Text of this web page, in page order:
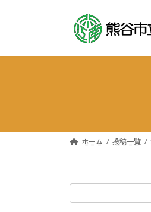
プ
動
ホーム 投稿一覧